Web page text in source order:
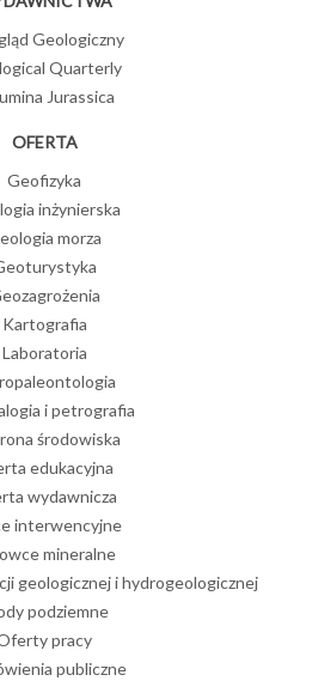
Geologiczny
Quarterly
Jurassica
OFERTA
Geofizyka
inżynierska
morza
Kartografia
Laboratoria
i petrografia
środowiska
edukacyjna
wydawnicza
interwencyjne
mineralne
geologicznej i hydrogeologicznej
podziemne
pracy
publiczne